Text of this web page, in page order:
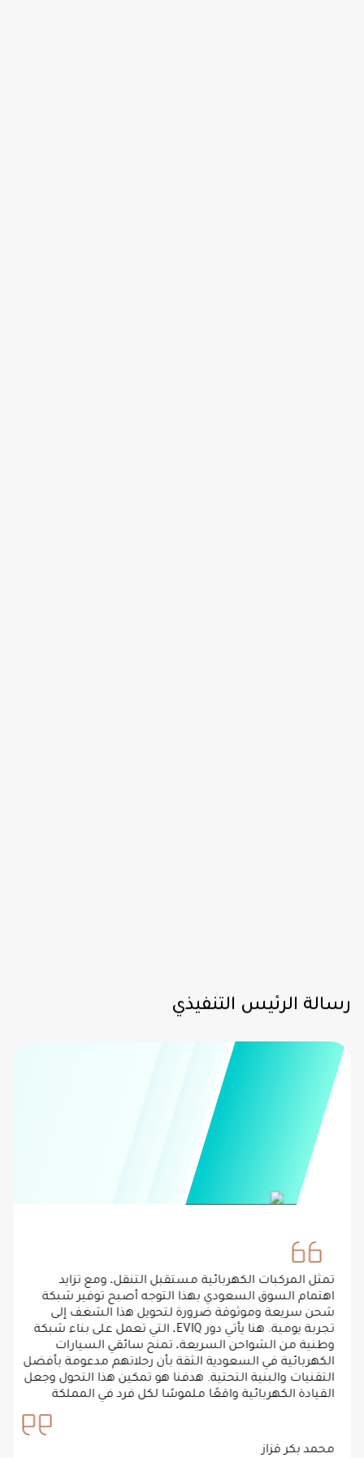
رسالة الرئيس التنفيذي
تمثل المركبات الكهربائية مستقبل التنقل، ومع تزايد
اهتمام السوق السعودي بهذا التوجه أصبح توفير شبكة
شحن سريعة وموثوقة ضرورة لتحويل هذا الشغف إلى
تجربة يومية. هنا يأتي دور EVIQ، التي تعمل على بناء شبكة
وطنية من الشواحن السريعة، تمنح سائقي السيارات
الكهربائية في السعودية الثقة بأن رحلاتهم مدعومة بأفضل
التقنيات والبنية التحتية. هدفنا هو تمكين هذا التحول وجعل
القيادة الكهربائية واقعًا ملموسًا لكل فرد في المملكة
محمد بكر قزاز